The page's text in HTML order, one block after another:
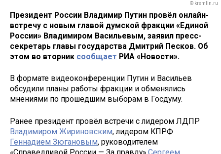
© kremlin.ru
Президент России Владимир Путин провёл онлайн-
встречу с новым главой думской фракции «Единой
России» Владимиром Васильевым, заявил пресс-
секретарь главы государства Дмитрий Песков. Об
этом во вторник сообщает РИА «Новости».
В формате видеоконференции Путин и Васильев
обсудили планы работы фракции и обменялись
мнениями по прошедшим выборам в Госдуму.
Ранее президент провёл встречи с лидером ЛДПР
Владимиром Жириновским, лидером КПРФ
Геннадием Зюгановым, руководителем